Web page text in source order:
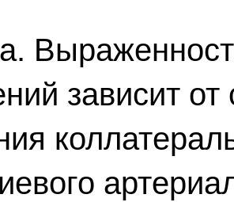
зависит от